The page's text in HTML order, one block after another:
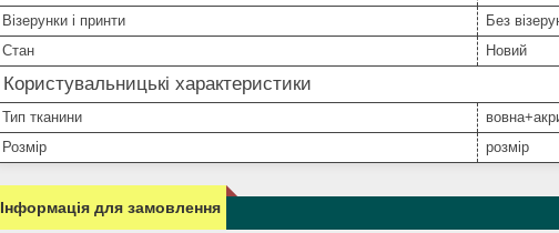
Візерунки і принти
Без
Стан
Новий
Користувальницькі характеристики
Тип тканини
Розмір
розмір
Інформація для замовлення